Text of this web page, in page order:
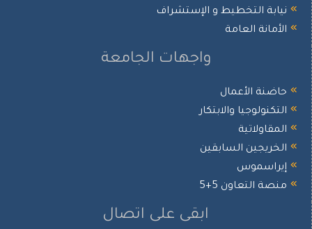
نيابة التخطيط و الإستشراف
الأمانة العامة
واجهات الجامعة
حاضنة الأعمال
التكنولوجيا والابتكار
المقاولاتية
الخريجين السابقين
إيراسموس
منصة التعاون 5+5
ابقى على اتصال